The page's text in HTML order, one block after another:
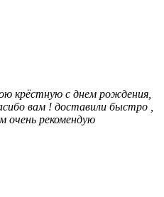
крёстную с днем рождения,
вам ! доставили быстро ,
очень рекомендую